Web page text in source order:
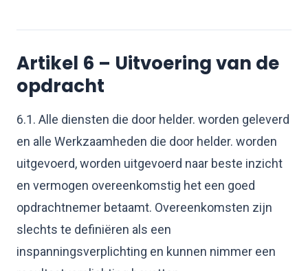
Artikel 6 – Uitvoering van de
opdracht
6.1. Alle diensten die door helder. worden geleverd
en alle Werkzaamheden die door helder. worden
uitgevoerd, worden uitgevoerd naar beste inzicht
en vermogen overeenkomstig het een goed
opdrachtnemer betaamt. Overeenkomsten zijn
slechts te definiëren als een
inspanningsverplichting en kunnen nimmer een